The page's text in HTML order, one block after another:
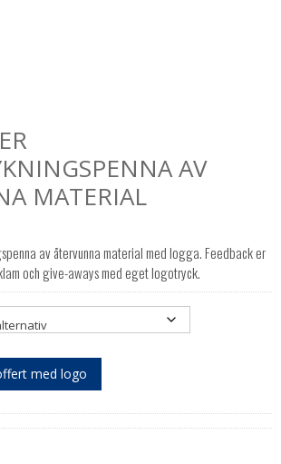
AV
MATERIAL
av återvunna material med logga. Feedback er
och give-aways med eget logotryck.
med logo